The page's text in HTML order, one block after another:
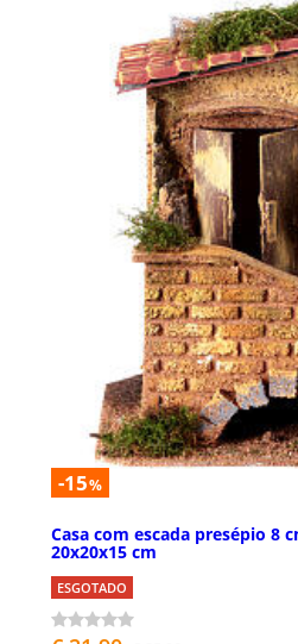
-15%
Casa com escada presépio 8
20x20x15 cm
ESGOTADO